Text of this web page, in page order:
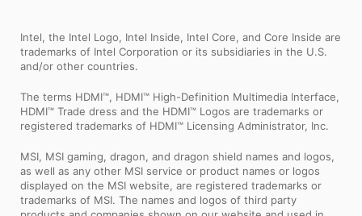
Intel, the Intel Logo, Intel Inside, Intel Core, and Core Inside are
trademarks of Intel Corporation or its subsidiaries in the U.S.
and/or other countries.
The terms HDMI™, HDMI™ High-Definition Multimedia Interface,
HDMI™ Trade dress and the HDMI™ Logos are trademarks or
registered trademarks of HDMI™ Licensing Administrator, Inc.
MSI, MSI gaming, dragon, and dragon shield names and logos,
as well as any other MSI service or product names or logos
displayed on the MSI website, are registered trademarks or
trademarks of MSI. The names and logos of third party